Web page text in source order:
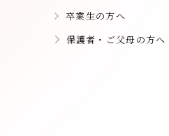
卒業生の方へ
保護者・ご父母の方へ